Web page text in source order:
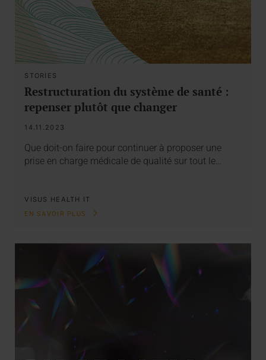
STORIES
Restructuration du système de santé :
repenser plutôt que changer
14.11.2023
Que doit-on faire pour continuer à proposer une
prise en charge médicale de qualité sur tout le…
VISUS HEALTH IT
EN SAVOIR PLUS